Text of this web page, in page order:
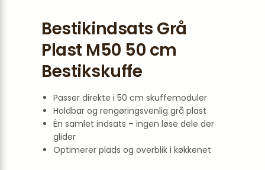
Bestikindsats Grå
Plast M50 50 cm
Bestikskuffe
Passer direkte i 50 cm skuffemoduler
Holdbar og rengøringsvenlig grå plast
Én samlet indsats – ingen løse dele der
glider
Optimerer plads og overblik i køkkenet